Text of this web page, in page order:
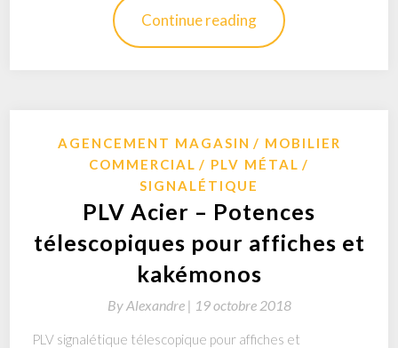
Continue reading
AGENCEMENT MAGASIN
MOBILIER
COMMERCIAL
PLV MÉTAL
SIGNALÉTIQUE
PLV Acier – Potences
télescopiques pour affiches et
kakémonos
ByAlexandre | 19 octobre 2018
PLV signalétique télescopique pour affiches et